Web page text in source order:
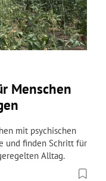
Menschen
mit psychischen
und finden Schritt für
Alltag.